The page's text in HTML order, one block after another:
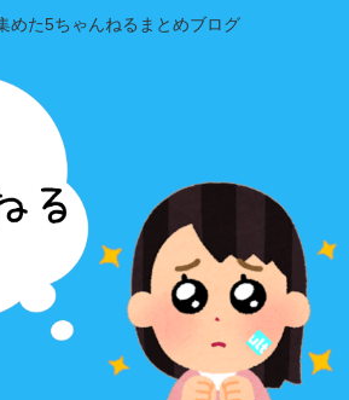
めた5ちゃんねるまとめブログ